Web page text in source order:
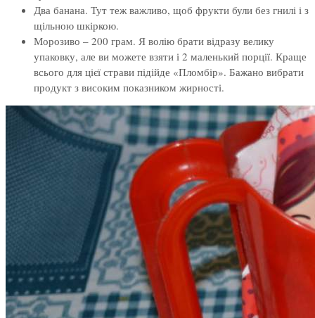
Два банана. Тут теж важливо, щоб фрукти були без гнилі і з
щільною шкіркою.
Морозиво – 200 грам. Я волію брати відразу велику
упаковку, але ви можете взяти і 2 маленький порції. Краще
всього для цієї страви підійде «Пломбір». Бажано вибрати
продукт з високим показником жирності.